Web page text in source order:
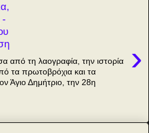
-
›
από τη λαογραφία, την ιστορία
τα πρωτοβρόχια και τα
Άγιο Δημήτριο, την 28η